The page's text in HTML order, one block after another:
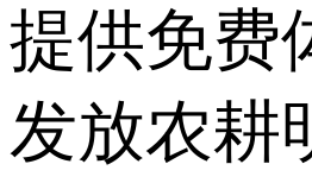
提供免费
发放农耕